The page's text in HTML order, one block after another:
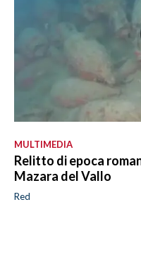
MULTIMEDIA
Relitto di epoca
Mazara del Vallo
Red